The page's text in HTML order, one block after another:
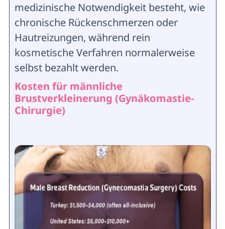
medizinische Notwendigkeit besteht, wie
chronische Rückenschmerzen oder
Hautreizungen, während rein
kosmetische Verfahren normalerweise
selbst bezahlt werden.
Kosten für männliche
Brustverkleinerung (Gynäkomastie-
Chirurgie)